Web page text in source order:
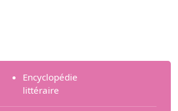
Encyclopédie
littéraire